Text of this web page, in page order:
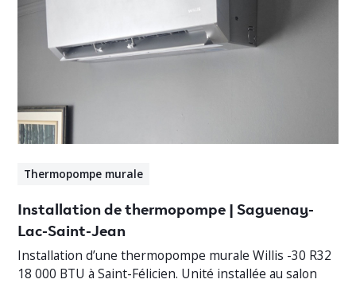
Thermopompe murale
Installation de thermopompe | Saguenay-
Lac-Saint-Jean
Installation d’une thermopompe murale Willis -30 R32
18 000 BTU à Saint-Félicien. Unité installée au salon